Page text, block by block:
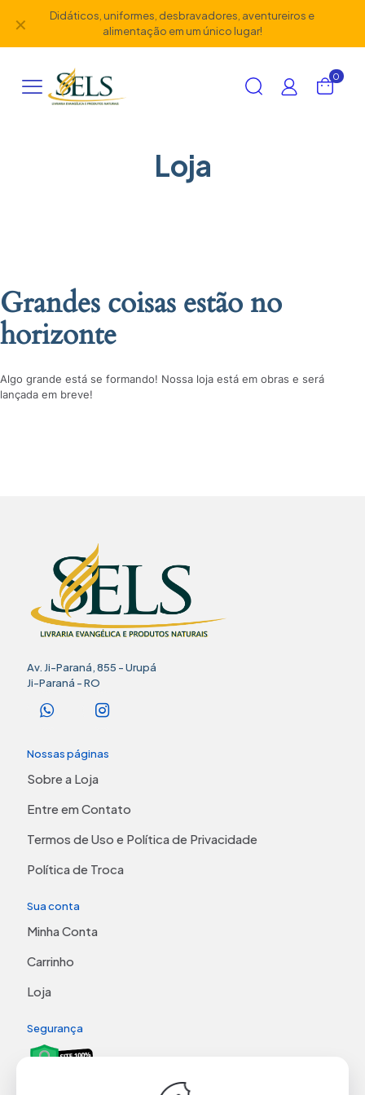
Didáticos, uniformes, desbravadores, aventureiros e
alimentação em um único lugar!
✕
0
Loja
Grandes coisas estão no
horizonte
Algo grande está se formando! Nossa loja está em obras e será
lançada em breve!
Av. Ji-Paraná, 855 - Urupá
Ji-Paraná - RO
Nossas páginas
Sobre a Loja
Entre em Contato
Termos de Uso e Política de Privacidade
Política de Troca
Sua conta
Minha Conta
Carrinho
Loja
Segurança